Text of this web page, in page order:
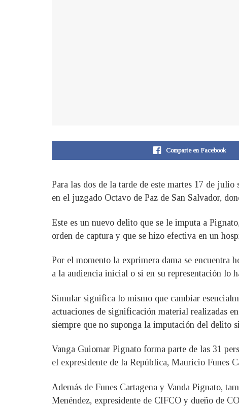
Comparte en Facebook
Para las dos de la tarde de este martes 17 de
en el juzgado Octavo de Paz de San Salvador,
Este es un nuevo delito que se le imputa a
orden de captura y que se hizo efectiva en un
Por el momento la exprimera dama se encuentra
a la audiencia inicial o si en su representación lo
Simular significa lo mismo que cambiar
actuaciones de significación material realizadas
siempre que no suponga la imputación del delito
Vanga Guiomar Pignato forma parte de las 31
el expresidente de la República, Mauricio Funes
Además de Funes Cartagena y Vanda Pignato,
Menéndez, expresidente de CIFCO y dueño de